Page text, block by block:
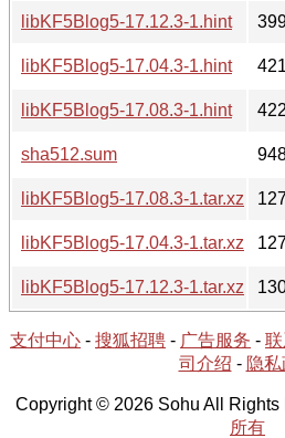
libKF5Blog5-17.12.3-1.hint
libKF5Blog5-17.04.3-1.hint
libKF5Blog5-17.08.3-1.hint
sha512.sum
libKF5Blog5-17.08.3-1.tar.xz
libKF5Blog5-17.04.3-1.tar.xz
libKF5Blog5-17.12.3-1.tar.xz
支付中心 - 搜狐招聘 - 广告服务 -
司介绍 - 隐
Copyright © 2026 Sohu All Rights
所有